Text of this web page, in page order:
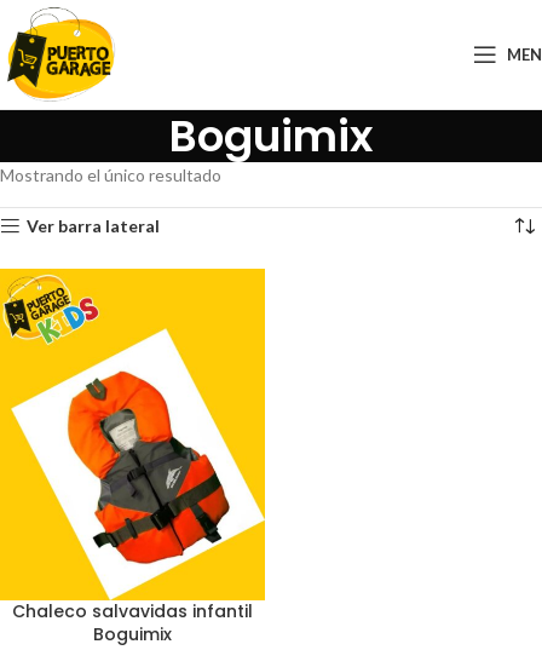
Boguimix
Mostrando el único resultado
Ver barra lateral
Chaleco salvavidas infantil
Boguimix